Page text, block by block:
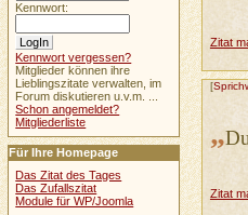
Zitat
[
„
Zitat
Kennwort:
Kennwort vergessen?
Mitglieder können ihre
Lieblingszitate verwalten, im
Forum diskutieren u.v.m. ...
Schon angemeldet?
Mitgliederliste
Für Ihre Homepage
Das Zitat des Tages
Das Zufallszitat
Module für WP/Joomla